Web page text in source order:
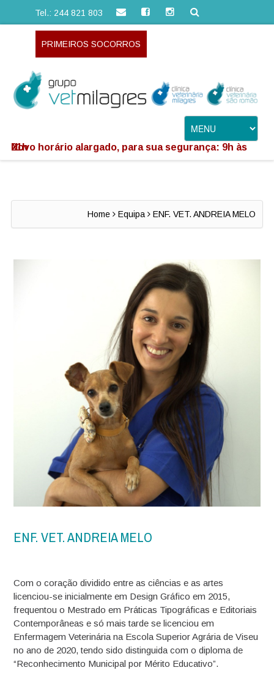
Tel.: 244 821 803
PRIMEIROS SOCORROS
Novo horário alargado, para sua segurança: 9h às 21h
Home Equipa ENF. VET. ANDREIA MELO
ENF. VET. ANDREIA MELO
Com o coração dividido entre as ciências e as artes
licenciou-se inicialmente em Design Gráfico em 2015,
frequentou o Mestrado em Práticas Tipográficas e Editoriais
Contemporâneas e só mais tarde se licenciou em
Enfermagem Veterinária na Escola Superior Agrária de Viseu
no ano de 2020, tendo sido distinguida com o diploma de
“Reconhecimento Municipal por Mérito Educativo”.